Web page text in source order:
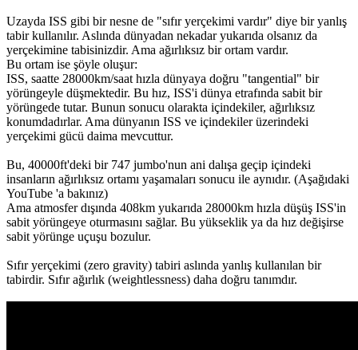
Uzayda ISS gibi bir nesne de "sıfır yerçekimi vardır" diye bir yanlış
tabir kullanılır. Aslında dünyadan nekadar yukarıda olsanız da
yerçekimine tabisinizdir. Ama ağırlıksız bir ortam vardır.
Bu ortam ise şöyle oluşur:
ISS, saatte 28000km/saat hızla dünyaya doğru "tangential" bir
yörüngeyle düşmektedir. Bu hız, ISS'i dünya etrafında sabit bir
yörüngede tutar. Bunun sonucu olarakta içindekiler, ağırlıksız
konumdadırlar. Ama dünyanın ISS ve içindekiler üzerindeki
yerçekimi gücü daima mevcuttur.
Bu, 40000ft'deki bir 747 jumbo'nun ani dalışa geçip içindeki
insanların ağırlıksız ortamı yaşamaları sonucu ile aynıdır. (Aşağıdaki
YouTube 'a bakınız)
Ama atmosfer dışında 408km yukarıda 28000km hızla düşüş ISS'in
sabit yörüngeye oturmasını sağlar. Bu yükseklik ya da hız değişirse
sabit yörünge uçuşu bozulur.
Sıfır yerçekimi (zero gravity) tabiri aslında yanlış kullanılan bir
tabirdir. Sıfır ağırlık (weightlessness) daha doğru tanımdır.